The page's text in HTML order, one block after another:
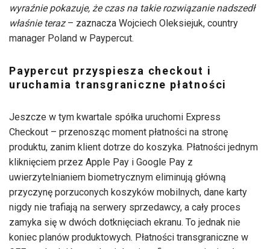
wyraźnie pokazuje, że czas na takie rozwiązanie nadszedł
właśnie teraz– zaznacza Wojciech Oleksiejuk, country
manager Poland w Paypercut.
Paypercut przyspiesza checkout i
uruchamia transgraniczne płatności
Jeszcze w tym kwartale spółka uruchomi Express
Checkout – przenosząc moment płatności na stronę
produktu, zanim klient dotrze do koszyka. Płatności jednym
kliknięciem przez Apple Pay i Google Pay z
uwierzytelnianiem biometrycznym eliminują główną
przyczynę porzuconych koszyków mobilnych, dane karty
nigdy nie trafiają na serwery sprzedawcy, a cały proces
zamyka się w dwóch dotknięciach ekranu. To jednak nie
koniec planów produktowych. Płatności transgraniczne w